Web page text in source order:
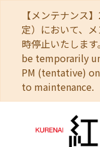
【メンテナンス
定）において、
時停止いたしま
be temporarily
PM (tentative)
to maintenance.